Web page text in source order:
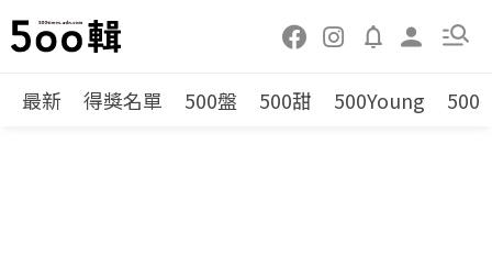
最新 得獎名單 500盤 500甜 500Young 500